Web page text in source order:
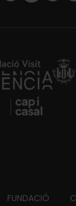
FUNDACIÓ